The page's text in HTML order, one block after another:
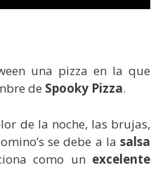
una pizza en la que
de Spooky Pizza.
de la noche, las brujas,
se debe a la salsa
como un excelente